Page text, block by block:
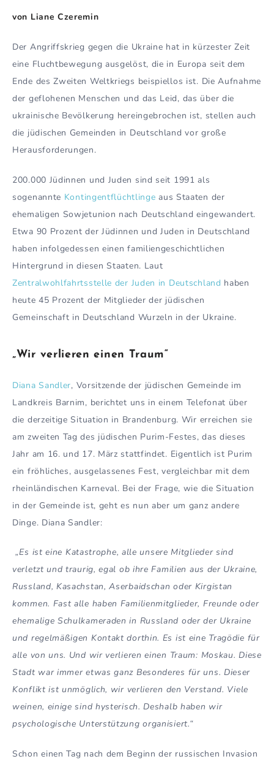
von Liane Czeremin
Der Angriffskrieg gegen die Ukraine hat in kürzester Zeit
eine Fluchtbewegung ausgelöst, die in Europa seit dem
Ende des Zweiten Weltkriegs beispiellos ist. Die Aufnahme
der geflohenen Menschen und das Leid, das über die
ukrainische Bevölkerung hereingebrochen ist, stellen auch
die jüdischen Gemeinden in Deutschland vor große
Herausforderungen.
200.000 Jüdinnen und Juden sind seit 1991 als
sogenannte Kontingentflüchtlinge aus Staaten der
ehemaligen Sowjetunion nach Deutschland eingewandert.
Etwa 90 Prozent der Jüdinnen und Juden in Deutschland
haben infolgedessen einen familiengeschichtlichen
Hintergrund in diesen Staaten. Laut
Zentralwohlfahrtsstelle der Juden in Deutschland haben
heute 45 Prozent der Mitglieder der jüdischen
Gemeinschaft in Deutschland Wurzeln in der Ukraine.
„Wir verlieren einen Traum“
Diana Sandler, Vorsitzende der jüdischen Gemeinde im
Landkreis Barnim, berichtet uns in einem Telefonat über
die derzeitige Situation in Brandenburg. Wir erreichen sie
am zweiten Tag des jüdischen Purim-Festes, das dieses
Jahr am 16. und 17. März stattfindet. Eigentlich ist Purim
ein fröhliches, ausgelassenes Fest, vergleichbar mit dem
rheinländischen Karneval. Bei der Frage, wie die Situation
in der Gemeinde ist, geht es nun aber um ganz andere
Dinge. Diana Sandler:
„Es ist eine Katastrophe, alle unsere Mitglieder sind
verletzt und traurig, egal ob ihre Familien aus der Ukraine,
Russland, Kasachstan, Aserbaidschan oder Kirgistan
kommen. Fast alle haben Familienmitglieder, Freunde oder
ehemalige Schulkameraden in Russland oder der Ukraine
und regelmäßigen Kontakt dorthin. Es ist eine Tragödie für
alle von uns. Und wir verlieren einen Traum: Moskau. Diese
Stadt war immer etwas ganz Besonderes für uns. Dieser
Konflikt ist unmöglich, wir verlieren den Verstand. Viele
weinen, einige sind hysterisch. Deshalb haben wir
psychologische Unterstützung organisiert.“
Schon einen Tag nach dem Beginn der russischen Invasion